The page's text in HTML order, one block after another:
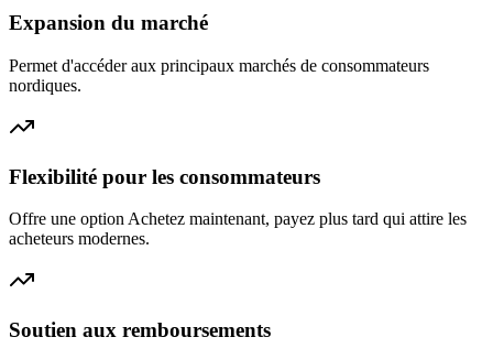
Expansion du marché
Permet d'accéder aux principaux marchés de consommateurs
nordiques.
Flexibilité pour les consommateurs
Offre une option Achetez maintenant, payez plus tard qui attire les
acheteurs modernes.
Soutien aux remboursements